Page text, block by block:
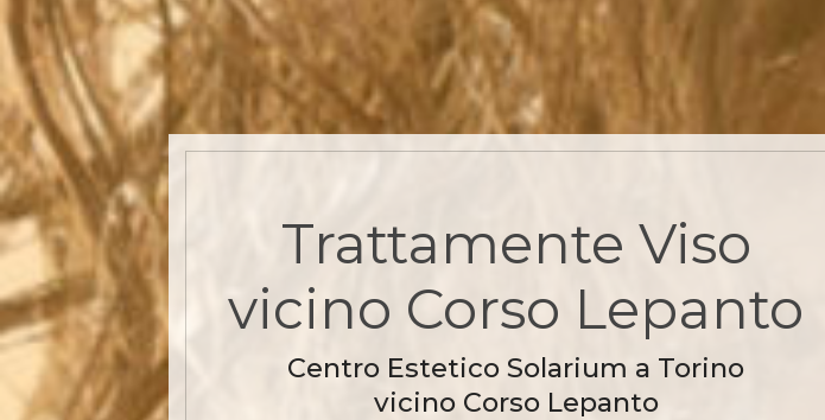
Trattamente Viso
vicino Corso Lepanto
Centro Estetico Solarium a Torino
vicino Corso Lepanto